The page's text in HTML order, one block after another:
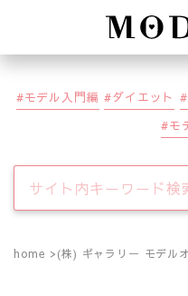
モデル入門編 ダイエット
モ
home (株) ギャラリー モデル